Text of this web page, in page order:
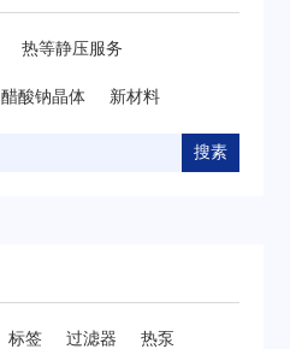
热等静压服务
醋酸钠晶体 新材料
搜素
标签 过滤器 热泵